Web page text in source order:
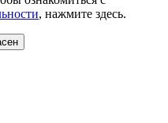
, нажмите здесь.